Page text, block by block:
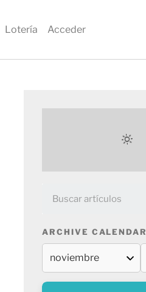
Lotería Acceder
ARCHIVE CALENDAR